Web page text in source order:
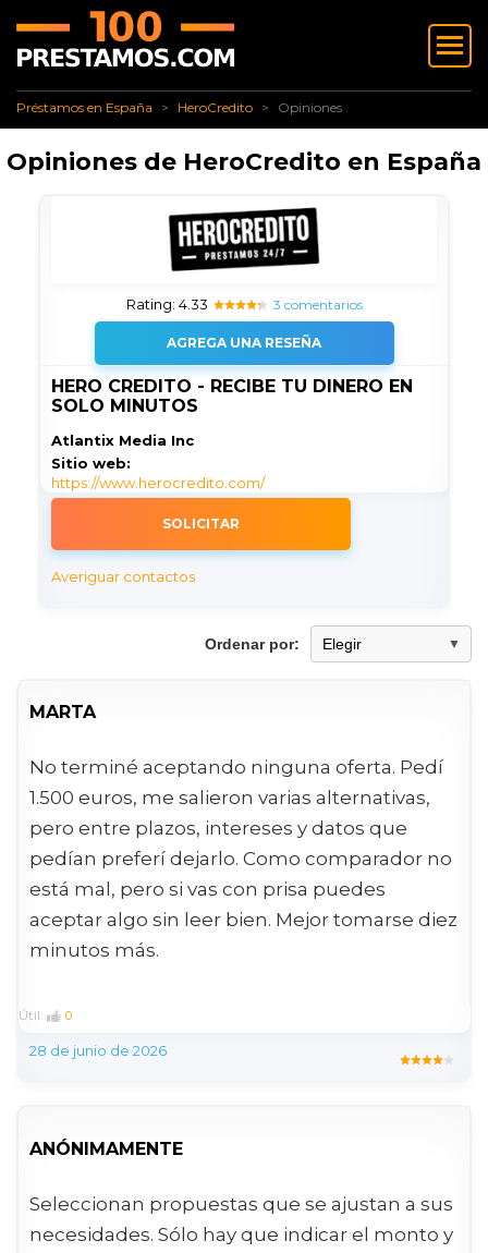
✅ Préstamos en España
Préstamos en España ✅ HeroCredito
HeroCredito Opiniones
Opiniones
Opiniones de HeroCredito en España
Rating: 4.33 3 comentarios
AGREGA UNA RESEÑA
HERO CREDITO - RECIBE TU DINERO EN
SOLO MINUTOS
Atlantix Media Inc
Sitio web:
https://www.herocredito.com/
SOLICITAR
Averiguar contactos
Ordenar por:
MARTA
No terminé aceptando ninguna oferta. Pedí
1.500 euros, me salieron varias alternativas,
pero entre plazos, intereses y datos que
pedían preferí dejarlo. Como comparador no
está mal, pero si vas con prisa puedes
aceptar algo sin leer bien. Mejor tomarse diez
minutos más.
Útil: 0
28 de junio de 2026
ANÓNIMAMENTE
Seleccionan propuestas que se ajustan a sus
necesidades. Sólo hay que indicar el monto y